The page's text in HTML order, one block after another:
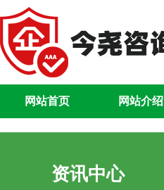
网站首页 网站介绍
资讯中心